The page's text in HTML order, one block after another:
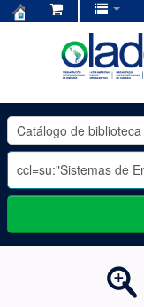
OLADE
-